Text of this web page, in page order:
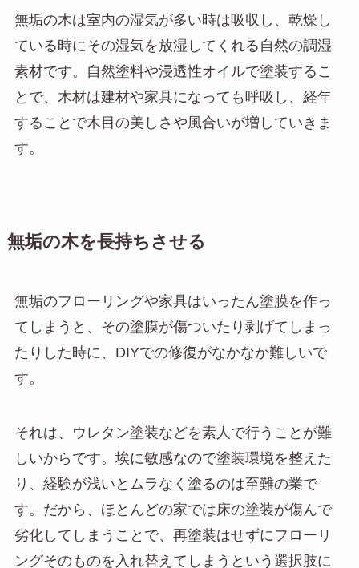
無垢の木は室内の湿気が多い時は吸収し、乾燥し
ている時にその湿気を放湿してくれる自然の調湿
素材です。自然塗料や浸透性オイルで塗装するこ
とで、木材は建材や家具になっても呼吸し、経年
することで木目の美しさや風合いが増していきま
す。
無垢の木を長持ちさせる
無垢のフローリングや家具はいったん塗膜を作っ
てしまうと、その塗膜が傷ついたり剥げてしまっ
たりした時に、DIYでの修復がなかなか難しいで
す。
それは、ウレタン塗装などを素人で行うことが難
しいからです。埃に敏感なので塗装環境を整えた
り、経験が浅いとムラなく塗るのは至難の業で
す。だから、ほとんどの家では床の塗装が傷んで
劣化してしまうことで、再塗装はせずにフローリ
ングそのものを入れ替えてしまうという選択肢に